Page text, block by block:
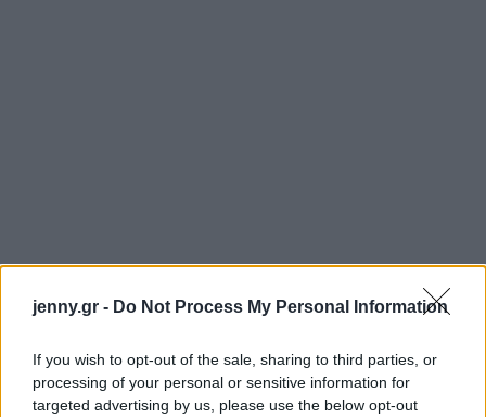
jenny.gr - Do Not Process My Personal Information
If you wish to opt-out of the sale, sharing to third parties, or
processing of your personal or sensitive information for
targeted advertising by us, please use the below opt-out